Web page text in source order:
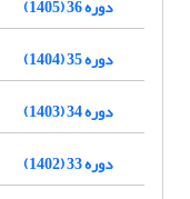
دوره 36 (1405)
دوره 35 (1404)
دوره 34 (1403)
دوره 33 (1402)